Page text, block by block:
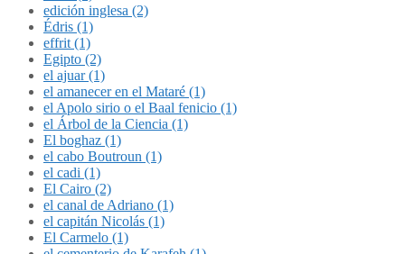
edición inglesa (2)
Édris (1)
effrit (1)
Egipto (2)
el ajuar (1)
el amanecer en el Mataré (1)
el Apolo sirio o el Baal fenicio (1)
el Árbol de la Ciencia (1)
El boghaz (1)
el cabo Boutroun (1)
el cadi (1)
El Cairo (2)
el canal de Adriano (1)
el capitán Nicolás (1)
El Carmelo (1)